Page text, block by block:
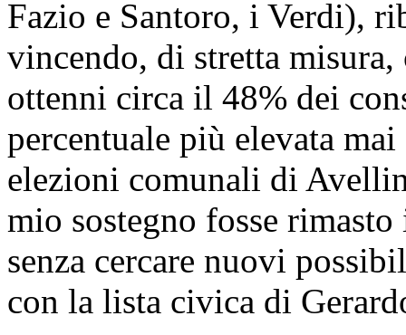
Fazio e Santoro, i Verdi),
vincendo, di stretta
ottenni circa il 48% dei
percentuale più elevata
elezioni comunali di
mio sostegno fosse
senza cercare nuovi
con la lista civica di